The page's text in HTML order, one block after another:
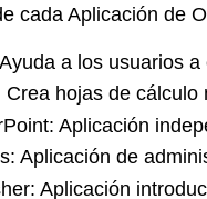
cada Aplicación de
a los usuarios
Crea hojas de
Aplicación
Aplicación de
Aplicación